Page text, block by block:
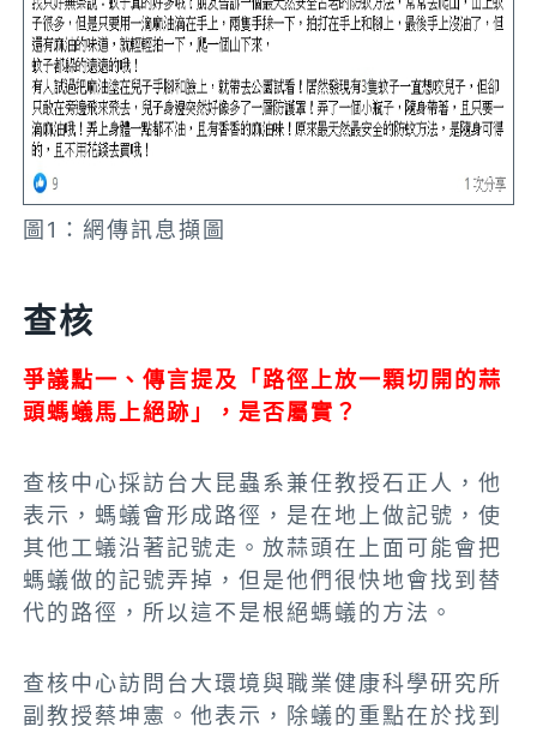
圖1：網傳訊息擷圖
查核
爭議點一、傳言提及「路徑上放一顆切開的蒜
頭螞蟻馬上絕跡」，是否屬實？
查核中心採訪台大昆蟲系兼任教授石正人，他
表示，螞蟻會形成路徑，是在地上做記號，使
其他工蟻沿著記號走。放蒜頭在上面可能會把
螞蟻做的記號弄掉，但是他們很快地會找到替
代的路徑，所以這不是根絕螞蟻的方法。
查核中心訪問台大環境與職業健康科學研究所
副教授蔡坤憲。他表示，除蟻的重點在於找到